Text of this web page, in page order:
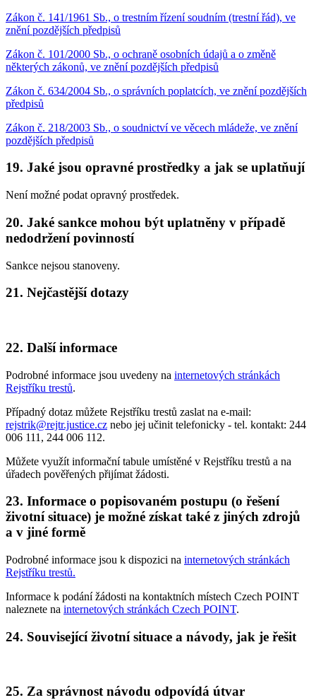
Zákon č. 141/1961 Sb., o trestním řízení soudním (trestní řád), ve
znění pozdějších předpisů
Zákon č. 101/2000 Sb., o ochraně osobních údajů a o změně
některých zákonů, ve znění pozdějších předpisů
Zákon č. 634/2004 Sb., o správních poplatcích, ve znění pozdějších
předpisů
Zákon č. 218/2003 Sb., o soudnictví ve věcech mládeže, ve znění
pozdějších předpisů
19. Jaké jsou opravné prostředky a jak se uplatňují
Není možné podat opravný prostředek.
20. Jaké sankce mohou být uplatněny v případě
nedodržení povinností
Sankce nejsou stanoveny.
21. Nejčastější dotazy
22. Další informace
Podrobné informace jsou uvedeny na internetových stránkách
Rejstříku trestů.
Případný dotaz můžete Rejstříku trestů zaslat na e-mail:
rejstrik@rejtr.justice.cz nebo jej učinit telefonicky - tel. kontakt: 244
006 111, 244 006 112.
Můžete využít informační tabule umístěné v Rejstříku trestů a na
úřadech pověřených přijímat žádosti.
23. Informace o popisovaném postupu (o řešení
životní situace) je možné získat také z jiných zdrojů
a v jiné formě
Podrobné informace jsou k dispozici na internetových stránkách
Rejstříku trestů.
Informace k podání žádosti na kontaktních místech Czech POINT
naleznete na internetových stránkách Czech POINT.
24. Související životní situace a návody, jak je řešit
25. Za správnost návodu odpovídá útvar